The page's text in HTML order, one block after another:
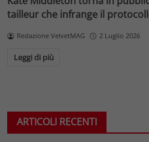
tailleur che infrange il
Redazione VelvetMAG 2 Luglio 2026
Leggi di più
ARTICOLI RECENTI